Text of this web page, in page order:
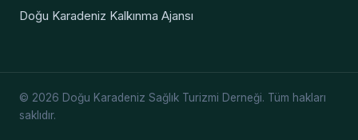
Doğu Karadeniz Kalkınma Ajansı
© 2026 Doğu Karadeniz Sağlık Turizmi Derneği. Tüm hakları
saklıdır.